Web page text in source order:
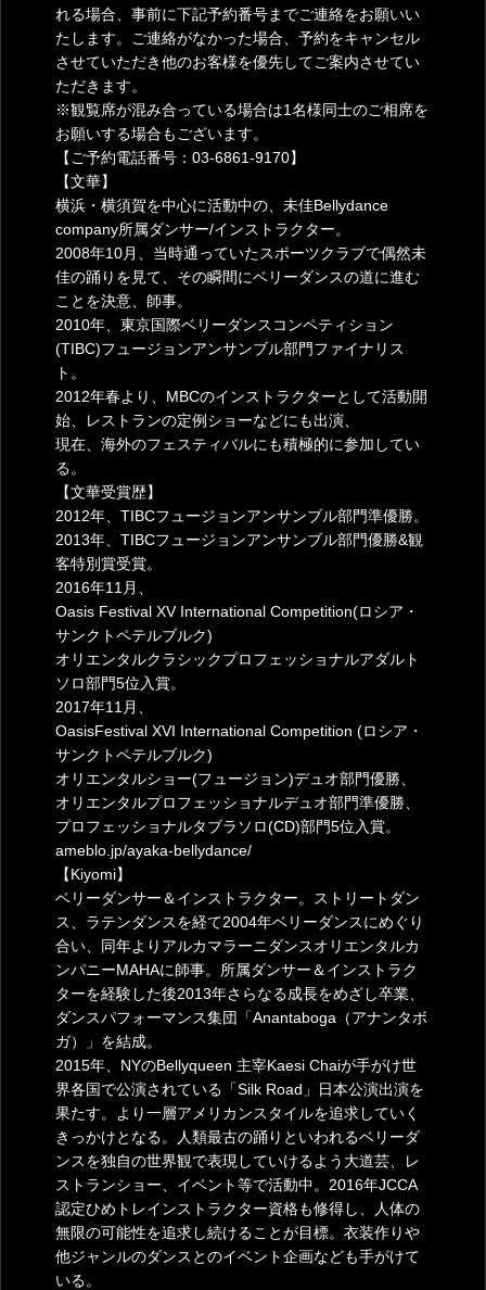
れる場合、事前に下記予約番号までご連絡をお願いい
たします。ご連絡がなかった場合、予約をキャンセル
させていただき他のお客様を優先してご案内させてい
ただきます。
※観覧席が混み合っている場合は1名様同士のご相席を
お願いする場合もございます。
【ご予約電話番号：03-6861-9170】
【文華】
横浜・横須賀を中心に活動中の、未佳Bellydance
company所属ダンサー/インストラクター。
2008年10月、当時通っていたスポーツクラブで偶然未
佳の踊りを見て、その瞬間にベリーダンスの道に進む
ことを決意、師事。
2010年、東京国際ベリーダンスコンペティション
(TIBC)フュージョンアンサンブル部門ファイナリス
ト。
2012年春より、MBCのインストラクターとして活動開
始、レストランの定例ショーなどにも出演、
現在、海外のフェスティバルにも積極的に参加してい
る。
【文華受賞歴】
2012年、TIBCフュージョンアンサンブル部門準優勝。
2013年、TIBCフュージョンアンサンブル部門優勝&観
客特別賞受賞。
2016年11月、
Oasis Festival XV International Competition(ロシア・
サンクトペテルブルク)
オリエンタルクラシックプロフェッショナルアダルト
ソロ部門5位入賞。
2017年11月、
OasisFestival XVI International Competition (ロシア・
サンクトペテルブルク)
オリエンタルショー(フュージョン)デュオ部門優勝、
オリエンタルプロフェッショナルデュオ部門準優勝、
プロフェッショナルタブラソロ(CD)部門5位入賞。
ameblo.jp/ayaka-bellydance/
【Kiyomi】
ベリーダンサー＆インストラクター。ストリートダン
ス、ラテンダンスを経て2004年ベリーダンスにめぐり
合い、同年よりアルカマラーニダンスオリエンタルカ
ンパニーMAHAに師事。所属ダンサー＆インストラク
ターを経験した後2013年さらなる成長をめざし卒業、
ダンスパフォーマンス集団「Anantaboga（アナンタボ
ガ）」を結成。
2015年、NYのBellyqueen 主宰Kaesi Chaiが手がけ世
界各国で公演されている「Silk Road」日本公演出演を
果たす。より一層アメリカンスタイルを追求していく
きっかけとなる。人類最古の踊りといわれるベリーダ
ンスを独自の世界観で表現していけるよう大道芸、レ
ストランショー、イベント等で活動中。2016年JCCA
認定ひめトレインストラクター資格も修得し、人体の
無限の可能性を追求し続けることが目標。衣装作りや
他ジャンルのダンスとのイベント企画なども手がけて
いる。